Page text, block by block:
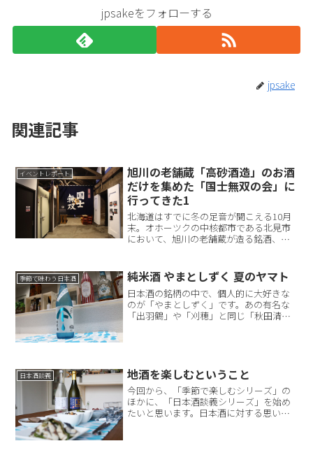
jpsakeをフォローする
jpsake
関連記事
イベントレポート
旭川の老舗蔵「高砂酒造」のお酒
だけを集めた「国士無双の会」に
行ってきた1
北海道はすでに冬の足音が聞こえる10月
末。オホーツクの中核都市である北見市
において、旭川の老舗蔵が造る銘酒、
ある執行雅顕さんも交えて、同蔵の日本
酒が好きな人たちが集まり...
季節で味わう日本酒 純米酒 やまとしずく 夏のヤマト
日本酒の銘柄の中で、個人的に大好きな
のが「やまとしずく」です。あの有名な
「出羽鶴」や「刈穂」と同じ「秋田清酒
日本酒談義 地酒を楽しむということ
今回から、「季節で楽しむシリーズ」の
ほかに、「日本酒談義シリーズ」を始め
たいと思います。日本酒に対する思いや